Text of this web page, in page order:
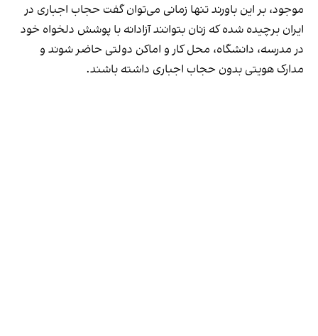
موجود، بر این باورند تنها زمانی می‌توان گفت حجاب اجباری در
ایران برچیده شده که زنان بتوانند آزادانه با پوشش دلخواه خود
در مدرسه، دانشگاه، محل کار و اماکن دولتی حاضر شوند و
مدارک هویتی بدون حجاب اجباری داشته باشند.